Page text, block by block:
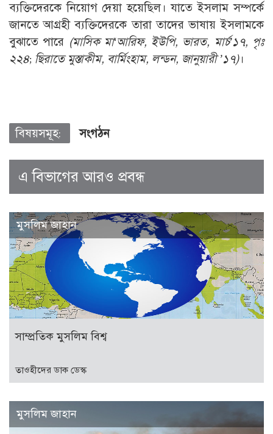
ব্যক্তিদেরকে নিয়োগ দেয়া হয়েছিল। যাতে ইসলাম সম্পর্কে
জানতে আগ্রহী ব্যক্তিদেরকে তারা তাদের ভাষায় ইসলামকে
বুঝাতে পারে (মাসিক মা‘আরিফ, ইউপি, ভারত, মার্চ’১৭, পৃঃ
২২৪; ছিরাতে মুস্তাকীম, বার্মিংহাম, লন্ডন, জানুয়ারী’১৭)।
বিষয়সমূহ: সংগঠন
এ বিভাগের আরও প্রবন্ধ
মুসলিম জাহান
সাম্প্রতিক মুসলিম বিশ্ব
তাওহীদের ডাক ডেস্ক
মুসলিম জাহান